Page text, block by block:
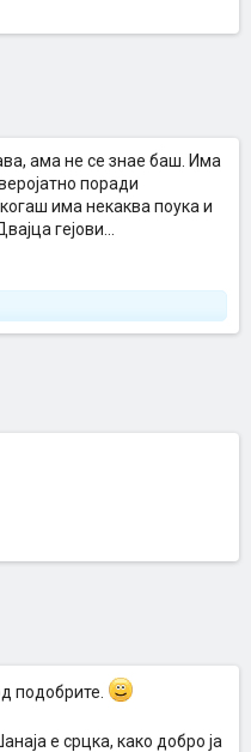
ама не се знае баш. Има
поради
има некаква поука и
гејови...
подобрите.
е срцка, како добро ја